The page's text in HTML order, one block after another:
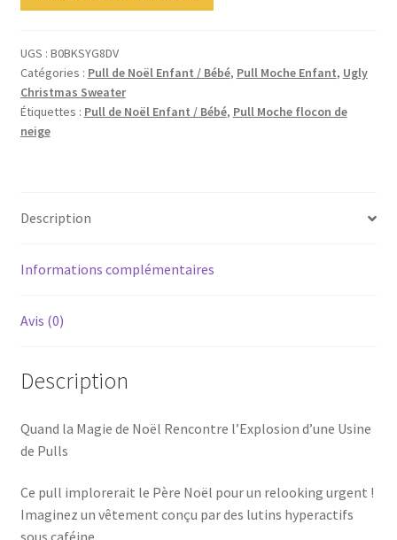
UGS : B0BKSYG8DV
Catégories : Pull de Noël Enfant / Bébé, Pull Moche Enfant, Ugly
Christmas Sweater
Étiquettes : Pull de Noël Enfant / Bébé, Pull Moche flocon de
neige
Description
Informations complémentaires
Avis (0)
Description
Quand la Magie de Noël Rencontre l’Explosion d’une Usine
de Pulls
Ce pull implorerait le Père Noël pour un relooking urgent !
Imaginez un vêtement conçu par des lutins hyperactifs